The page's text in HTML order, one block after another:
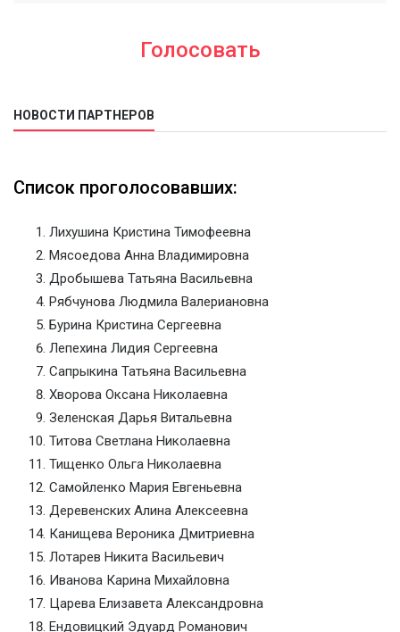
Голосовать
НОВОСТИ ПАРТНЕРОВ
Список проголосовавших:
Лихушина Кристина Тимофеевна
Мясоедова Анна Владимировна
Дробышева Татьяна Васильевна
Рябчунова Людмила Валериановна
Бурина Кристина Сергеевна
Лепехина Лидия Сергеевна
Сапрыкина Татьяна Васильевна
Хворова Оксана Николаевна
Зеленская Дарья Витальевна
Титова Светлана Николаевна
Тищенко Ольга Николаевна
Самойленко Мария Евгеньевна
Деревенских Алина Алексеевна
Канищева Вероника Дмитриевна
Лотарев Никита Васильевич
Иванова Карина Михайловна
Царева Елизавета Александровна
Ендовицкий Эдуард Романович